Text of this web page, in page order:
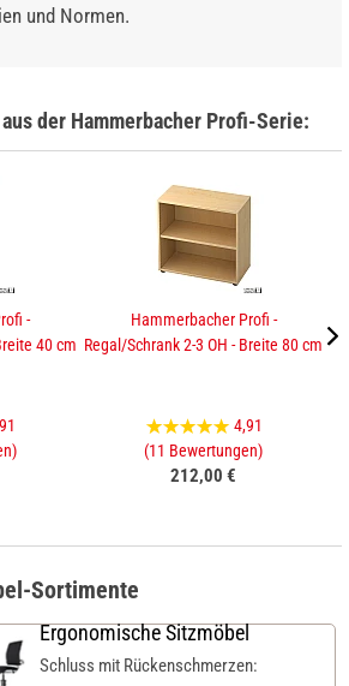
und Normen.
der Hammerbacher Profi-Serie:
-
40 cm
Hammerbacher Profi -
Regal/Schrank 2-3 OH - Breite 80 cm
4,91
(11 Bewertungen)
212,00 €
Sortimente
Ergonomische Sitzmöbel
Schluss mit Rückenschmerzen: